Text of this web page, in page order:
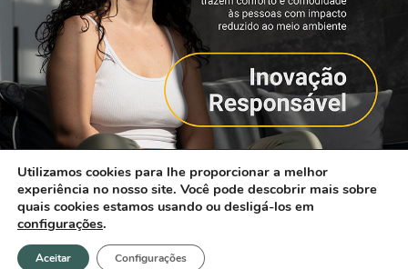
Utilizamos cookies para lhe proporcionar a melhor
experiência no nosso site. Você pode descobrir mais sobre
quais cookies estamos usando ou desligá-los em
configurações.
Aceitar Configurações